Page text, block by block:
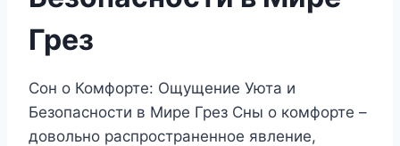
Грез
Сон о Комфорте: Ощущение Уюта и
Безопасности в Мире Грез Сны о комфорте –
довольно распространенное явление,